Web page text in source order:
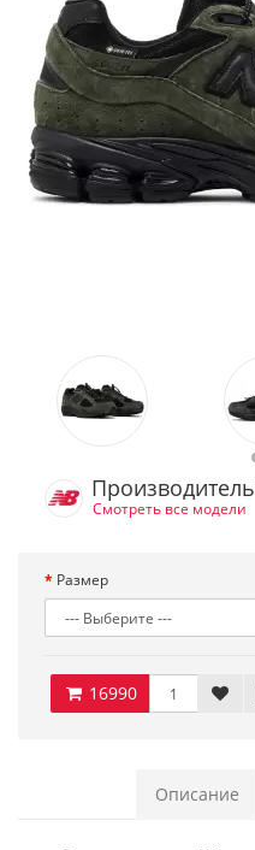
Смотреть все модели
Размер
16990
Описание